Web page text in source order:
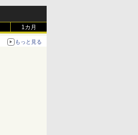
1カ月
もっと見る